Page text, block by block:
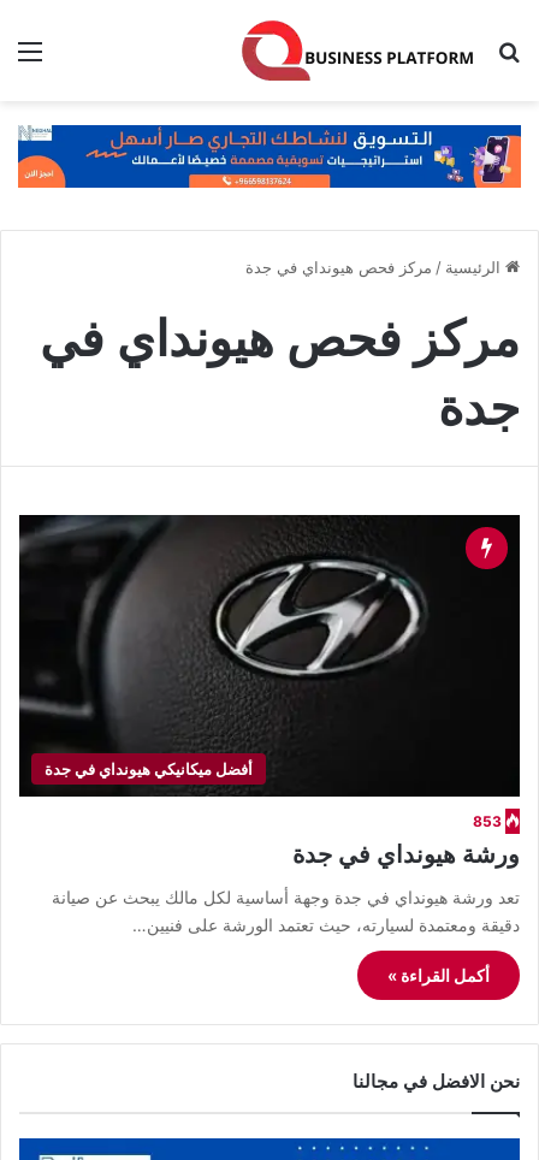
بحث عن
الرئيسية / مركز فحص هيونداي في جدة
مركز فحص هيونداي في
جدة
أفضل ميكانيكي هيونداي في جدة
853
ورشة هيونداي في جدة
تعد ورشة هيونداي في جدة وجهة أساسية لكل مالك يبحث عن صيانة
دقيقة ومعتمدة لسيارته، حيث تعتمد الورشة على فنيين…
أكمل القراءة »
نحن الافضل في مجالنا